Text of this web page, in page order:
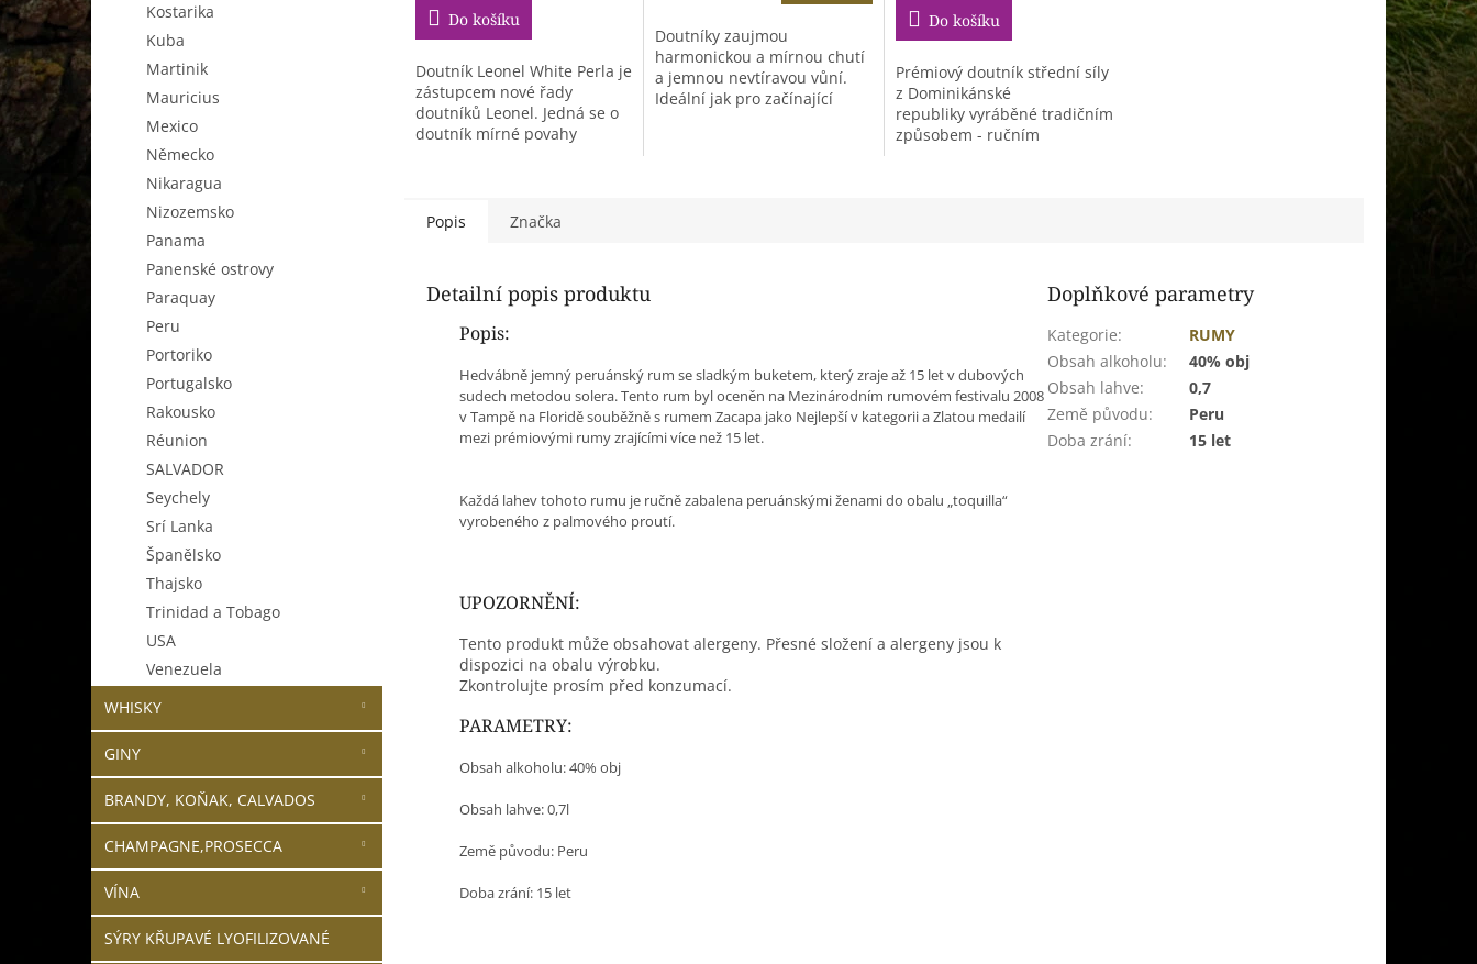
Kostarika
Kuba
Martinik
Mauricius
Mexico
Německo
Nikaragua
Nizozemsko
Panama
Panenské ostrovy
Paraquay
Peru
Portoriko
Portugalsko
Rakousko
Réunion
SALVADOR
Seychely
Srí Lanka
Španělsko
Thajsko
Trinidad a Tobago
USA
Venezuela
WHISKY
GINY
BRANDY, KOŇAK, CALVADOS
CHAMPAGNE,PROSECCA
VÍNA
SÝRY KŘUPAVÉ LYOFILIZOVANÉ
Do košíku
Doutník Leonel White Perla je
zástupcem nové řady
doutníků Leonel. Jedná se o
doutník mírné povahy
Doutníky zaujmou
harmonickou a mírnou chutí
a jemnou nevtíravou vůní.
Ideální jak pro začínající
Do košíku
Prémiový doutník střední síly
z Dominikánské
republiky vyráběné tradičním
způsobem - ručním
Popis Značka
Detailní popis produktu
Popis:
Hedvábně jemný peruánský rum se sladkým buketem, který zraje až 15 let v dubových
sudech metodou solera. Tento rum byl oceněn na Mezinárodním rumovém festivalu 2008
v Tampě na Floridě souběžně s rumem Zacapa jako Nejlepší v kategorii a Zlatou medailí
mezi prémiovými rumy zrajícími více než 15 let.
Každá lahev tohoto rumu je ručně zabalena peruánskými ženami do obalu „toquilla“
vyrobeného z palmového proutí.
UPOZORNĚNÍ:
Tento produkt může obsahovat alergeny. Přesné složení a alergeny jsou k
dispozici na obalu výrobku.
Zkontrolujte prosím před konzumací.
PARAMETRY:
Obsah alkoholu: 40% obj
Obsah lahve: 0,7l
Země původu: Peru
Doba zrání: 15 let
Doplňkové parametry
Kategorie:
RUMY
Obsah alkoholu:
40% obj
Obsah lahve:
0,7
Země původu:
Peru
Doba zrání: 15 let